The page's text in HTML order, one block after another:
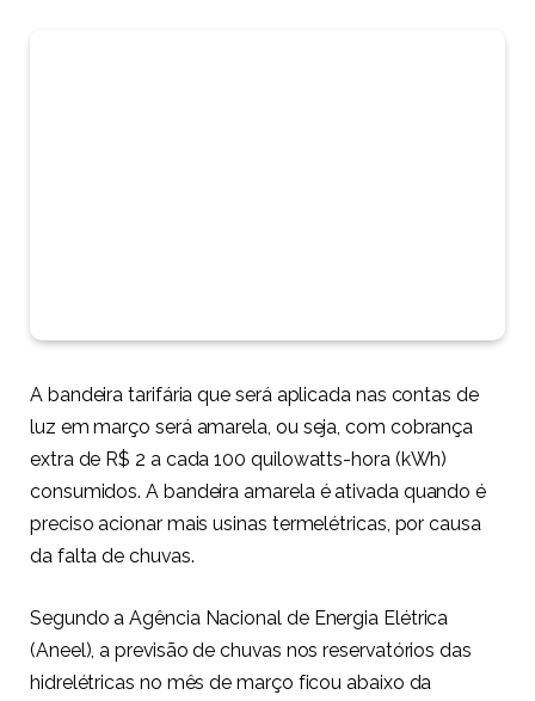
A bandeira tarifária que será aplicada nas contas de
luz em março será amarela, ou seja, com cobrança
extra de R$ 2 a cada 100 quilowatts-hora (kWh)
consumidos. A bandeira amarela é ativada quando é
preciso acionar mais usinas termelétricas, por causa
da falta de chuvas.
Segundo a Agência Nacional de Energia Elétrica
(Aneel), a previsão de chuvas nos reservatórios das
hidrelétricas no mês de março ficou abaixo da